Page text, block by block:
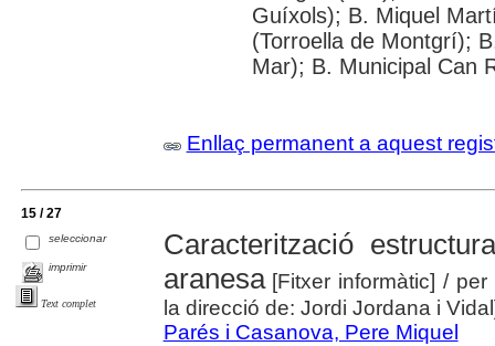
Guíxols); B. Miquel
(Torroella de Montgrí);
Mar); B. Municipal Can
Enllaç permanent a aquest
15 / 27
seleccionar
imprimir
Text complet
Caracterització
aranesa[Fitxer informàtic]/ per
la direcció de: Jordi Jordana i
Parés i Casanova, Pere Miquel